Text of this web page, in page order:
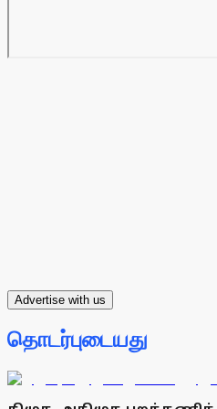
Advertise with us
தொடர்புடையது